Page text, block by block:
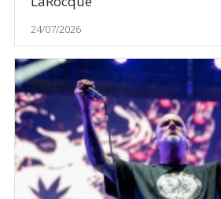
24/07/2026